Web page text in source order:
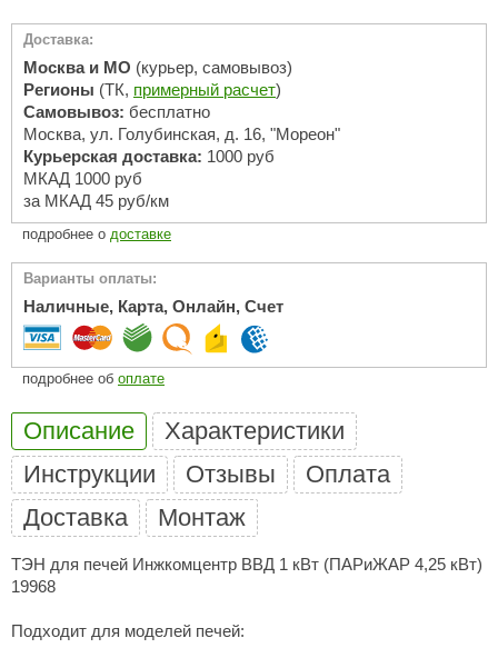
ELEMENTS
Доставка:
Москва и МО (курьер, самовывоз)
Регионы (ТК, примерный расчет)
Самовывоз: бесплатно
Москва, ул. Голубинская, д. 16, "Мореон"
Курьерская доставка: 1000 руб
МКАД 1000 руб
за МКАД 45 руб/км
подробнее о доставке
Варианты оплаты:
Наличные, Карта, Онлайн, Счет
подробнее об оплате
Описание
Характеристики
Инструкции
Отзывы
Оплата
Доставка
Монтаж
ТЭН для печей Инжкомцентр ВВД 1 кВт (ПАРиЖАР 4,25 кВт)
19968
Подходит для моделей печей: